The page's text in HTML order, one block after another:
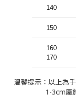
140
150
160
170
溫馨提示：以上為
1-3cm屬